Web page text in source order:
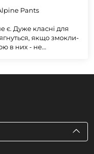
Pants
є. Дуже класні для
якщо змокли-
в них - не